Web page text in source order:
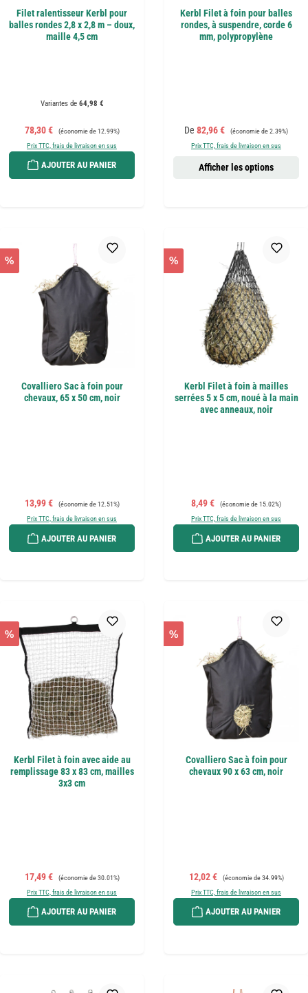
Filet ralentisseur Kerbl pour
balles rondes 2,8 x 2,8 m – doux,
maille 4,5 cm
Variantes de64,98 €
Prix de vente :
78,30 € Prix régulier :
(économie de 12.99%)
Prix TTC, frais de livraison en sus
AJOUTER AU PANIER
Kerbl Filet à foin pour balles
rondes, à suspendre, corde 6
mm, polypropylène
Prix de vente :
De 82,96 € Prix régulier :
(économie de 2.39%)
Prix TTC, frais de livraison en sus
Afficher les options
%
Covalliero Sac à foin pour
chevaux, 65 x 50 cm, noir
Prix de vente :
13,99 € Prix régulier :
(économie de 12.51%)
Prix TTC, frais de livraison en sus
AJOUTER AU PANIER
%
Kerbl Filet à foin à mailles
serrées 5 x 5 cm, noué à la main
avec anneaux, noir
Prix de vente :
8,49 € Prix régulier :
(économie de 15.02%)
Prix TTC, frais de livraison en sus
AJOUTER AU PANIER
%
Kerbl Filet à foin avec aide au
remplissage 83 x 83 cm, mailles
3x3 cm
Prix de vente :
17,49 € Prix régulier :
(économie de 30.01%)
Prix TTC, frais de livraison en sus
AJOUTER AU PANIER
%
Covalliero Sac à foin pour
chevaux 90 x 63 cm, noir
Prix de vente :
12,02 € Prix régulier :
(économie de 34.99%)
Prix TTC, frais de livraison en sus
AJOUTER AU PANIER